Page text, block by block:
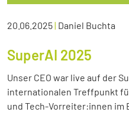
20.06.2025| Daniel Buchta
SuperAI 2025
Unser CEO war live auf der
internationalen Treffpunkt
und Tech-Vorreiter:innen im